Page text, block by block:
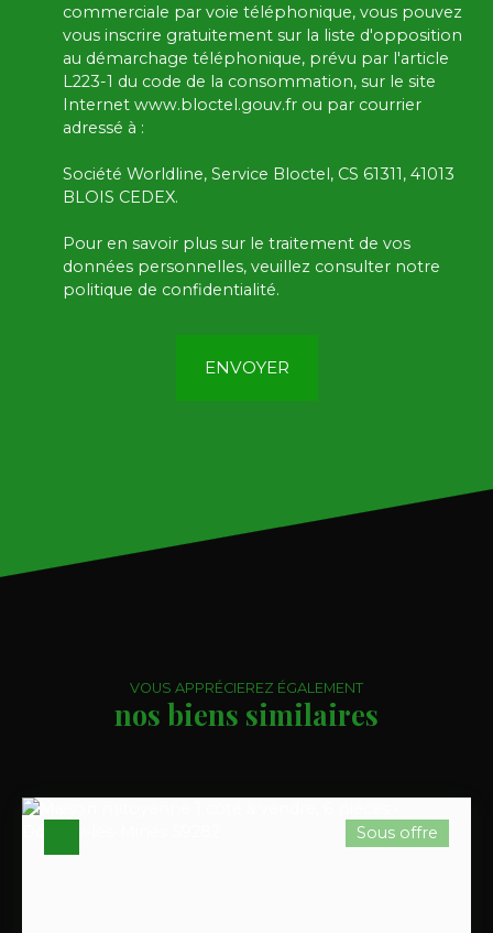
commerciale par voie téléphonique, vous pouvez
vous inscrire gratuitement sur la liste d'opposition
au démarchage téléphonique, prévu par l'article
L223-1 du code de la consommation, sur le site
Internet www.bloctel.gouv.fr ou par courrier
adressé à :
Société Worldline, Service Bloctel, CS 61311, 41013
BLOIS CEDEX.
Pour en savoir plus sur le traitement de vos
données personnelles, veuillez consulter notre
politique de confidentialité.
ENVOYER
VOUS APPRÉCIEREZ ÉGALEMENT
nos biens similaires
Sous offre